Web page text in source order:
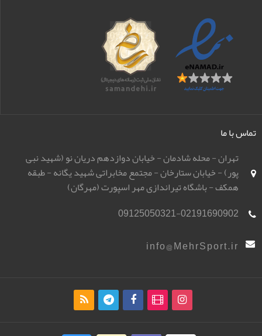
تماس با ما
تهران - محله شادمان - خیابان دوازدهم دریان نو (شهید نبی
پور) - خیابان ستارخان - مجتمع مخابراتی شهید یگانه - طبقه
همکف - باشگاه تیراندازی مهر اسپورت (مهرگان)
09125050321-02191690902
info@MehrSport.ir